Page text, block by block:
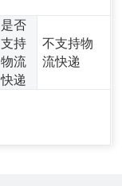
是否
支持
物流
快递
不支持物
流快递